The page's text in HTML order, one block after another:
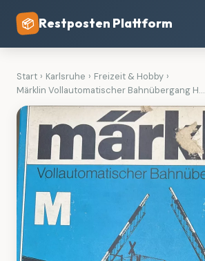
📦 Restposten Plattform
Start › Karlsruhe › Freizeit & Hobby ›
Märklin Vollautomatischer Bahnübergang H...